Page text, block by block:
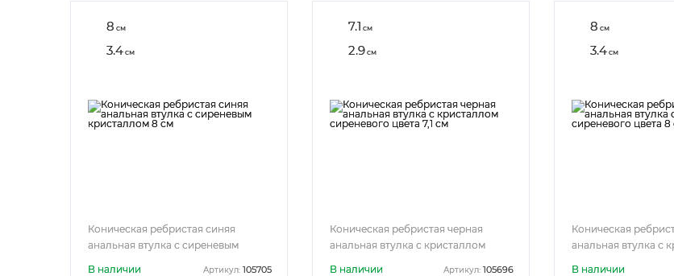
8 см
3.4см
Коническая ребристая синяя
анальная втулка с сиреневым
В наличии Артикул: 105705
7.1 см
2.9см
Коническая ребристая черная
анальная втулка с кристаллом
В наличии Артикул: 105696
8 см
3.4см
Коническая
анальная втулка с
В наличии